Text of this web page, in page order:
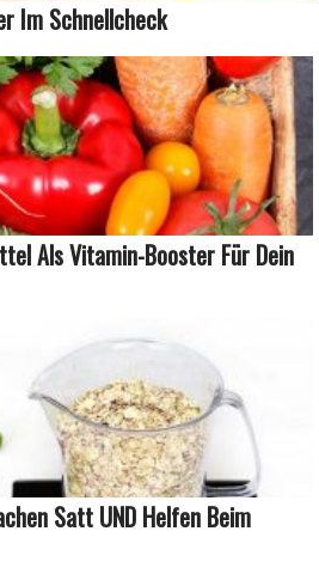
Im Schnellcheck
Als Vitamin-Booster Für Dein
Satt UND Helfen Beim